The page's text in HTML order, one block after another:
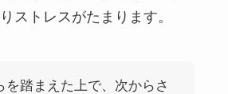
ストレスがたまります。
を踏まえた上で、次からさ